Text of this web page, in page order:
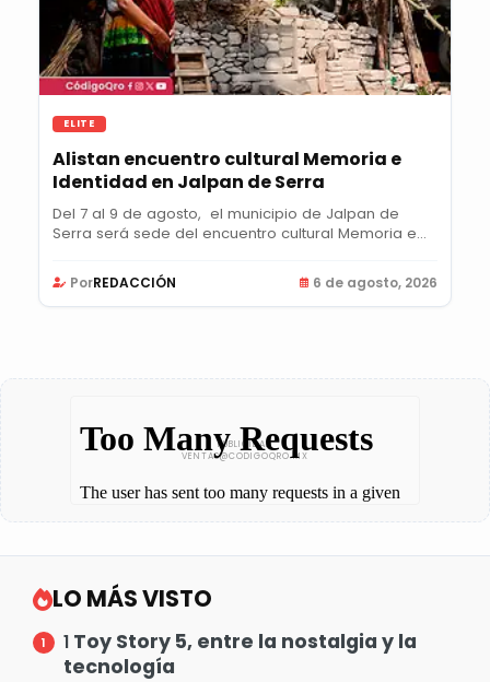
ELITE
Alistan encuentro cultural Memoria e
Identidad en Jalpan de Serra
Del 7 al 9 de agosto, el municipio de Jalpan de
Serra será sede del encuentro cultural Memoria e...
PorREDACCIÓN 6 de agosto, 2026
LO MÁS VISTO
1 Toy Story 5, entre la nostalgia y la
tecnología